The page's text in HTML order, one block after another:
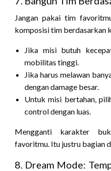
Jangan pakai tim
komposisi tim berdasarkan
Jika misi butuh
mobilitas tinggi.
Jika harus melawan
dengan damage besar.
Untuk misi bertahan,
control dengan luas.
Mengganti karakter
favoritmu. Itu justru bagian
8. Dream Mode: